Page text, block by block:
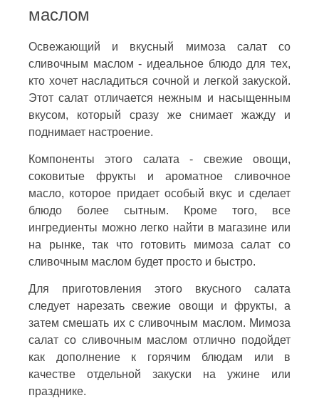
маслом
Освежающий и вкусный мимоза салат со
сливочным маслом - идеальное блюдо для тех,
кто хочет насладиться сочной и легкой закуской.
Этот салат отличается нежным и насыщенным
вкусом, который сразу же снимает жажду и
поднимает настроение.
Компоненты этого салата - свежие овощи,
соковитые фрукты и ароматное сливочное
масло, которое придает особый вкус и сделает
блюдо более сытным. Кроме того, все
ингредиенты можно легко найти в магазине или
на рынке, так что готовить мимоза салат со
сливочным маслом будет просто и быстро.
Для приготовления этого вкусного салата
следует нарезать свежие овощи и фрукты, а
затем смешать их с сливочным маслом. Мимоза
салат со сливочным маслом отлично подойдет
как дополнение к горячим блюдам или в
качестве отдельной закуски на ужине или
празднике.